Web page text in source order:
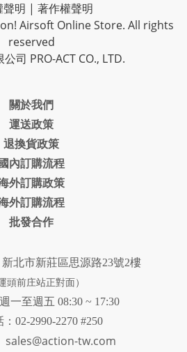
聲明 | 著作權聲明
Airsoft Online Store. All rights
reserved
司 PRO-ACT CO., LTD.
關於我們
運送政策
退換貨政策
內訂購流程
外訂購政策
外訂購流程
批發合作
新北市新莊區思源路23號2樓
頭前庄站正對面）
一至週五 08:30 ~ 17:30
02-2990-2270 #250
sales@action-tw.com